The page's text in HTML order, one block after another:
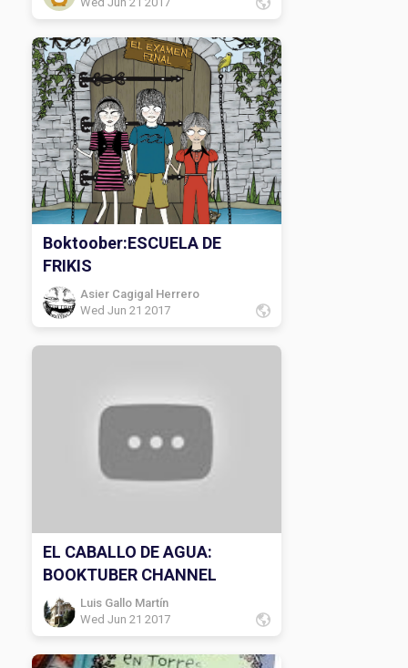
Boktoober:ESCUELA DE
FRIKIS
Asier Cagigal Herrero
Wed Jun 21 2017
EL CABALLO DE AGUA:
BOOKTUBER CHANNEL
Luis Gallo Martín
Wed Jun 21 2017